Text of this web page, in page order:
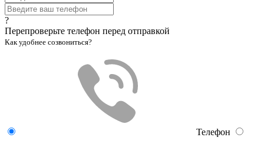
?
Перепроверьте телефон перед отправкой
Как удобнее созвониться?
Телефон